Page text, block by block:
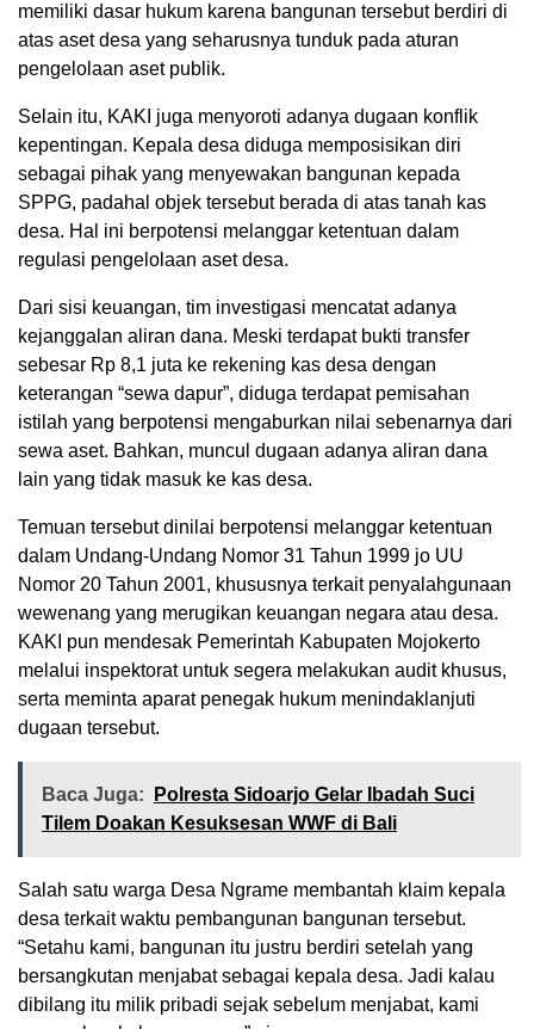
memiliki dasar hukum karena bangunan tersebut berdiri di
atas aset desa yang seharusnya tunduk pada aturan
pengelolaan aset publik.
Selain itu, KAKI juga menyoroti adanya dugaan konflik
kepentingan. Kepala desa diduga memposisikan diri
sebagai pihak yang menyewakan bangunan kepada
SPPG, padahal objek tersebut berada di atas tanah kas
desa. Hal ini berpotensi melanggar ketentuan dalam
regulasi pengelolaan aset desa.
Dari sisi keuangan, tim investigasi mencatat adanya
kejanggalan aliran dana. Meski terdapat bukti transfer
sebesar Rp 8,1 juta ke rekening kas desa dengan
keterangan “sewa dapur”, diduga terdapat pemisahan
istilah yang berpotensi mengaburkan nilai sebenarnya dari
sewa aset. Bahkan, muncul dugaan adanya aliran dana
lain yang tidak masuk ke kas desa.
Temuan tersebut dinilai berpotensi melanggar ketentuan
dalam Undang-Undang Nomor 31 Tahun 1999 jo UU
Nomor 20 Tahun 2001, khususnya terkait penyalahgunaan
wewenang yang merugikan keuangan negara atau desa.
KAKI pun mendesak Pemerintah Kabupaten Mojokerto
melalui inspektorat untuk segera melakukan audit khusus,
serta meminta aparat penegak hukum menindaklanjuti
dugaan tersebut.
Baca Juga:
Polresta Sidoarjo Gelar Ibadah Suci
Tilem Doakan Kesuksesan WWF di Bali
Salah satu warga Desa Ngrame membantah klaim kepala
desa terkait waktu pembangunan bangunan tersebut.
“Setahu kami, bangunan itu justru berdiri setelah yang
bersangkutan menjabat sebagai kepala desa. Jadi kalau
dibilang itu milik pribadi sejak sebelum menjabat, kami